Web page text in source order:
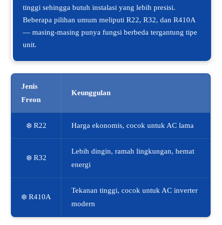
tinggi sehingga butuh instalasi yang lebih presisi.
Beberapa pilihan umum meliputi R22, R32, dan R410A
— masing-masing punya fungsi berbeda tergantung tipe
unit.
Jenis
Freon
Keunggulan
❄️ R22 Harga ekonomis, cocok untuk AC lama
❄️ R32
Lebih dingin, ramah lingkungan, hemat
energi
❄️ R410A
Tekanan tinggi, cocok untuk AC inverter
modern